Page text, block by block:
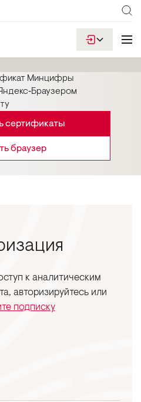
Минцифры
сертификаты
браузер
к аналитическим
авторизируйтесь или
подписку